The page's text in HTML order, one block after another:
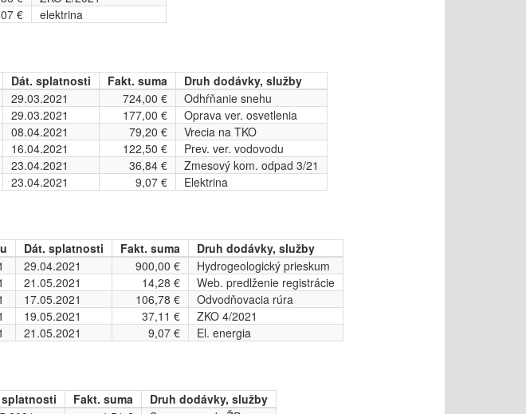
€ elektrina
Dát. splatnosti Fakt. suma
Druh dodávky, služby
29.03.2021 724,00 €
Odhŕňanie snehu
29.03.2021 177,00 €
Oprava ver. osvetlenia
08.04.2021 79,20 €
Vrecia na TKO
16.04.2021 122,50 €
Prev. ver. vodovodu
23.04.2021 36,84 €
Zmesový kom. odpad 3/21
23.04.2021 9,07 € Elektrina
Dát. splatnosti Fakt. suma
Druh dodávky, služby
29.04.2021 900,00 €
Hydrogeologický prieskum
21.05.2021 14,28 €
Web. predlženie registrácie
17.05.2021 106,78 €
Odvodňovacia rúra
19.05.2021 37,11 €
ZKO 4/2021
21.05.2021 9,07 € El. energia
splatnosti Fakt. suma
Druh dodávky, služby